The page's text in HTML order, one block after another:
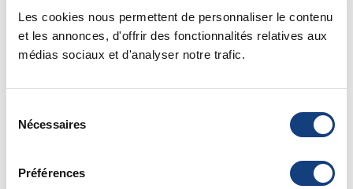
Les cookies nous permettent de personnaliser le contenu
et les annonces, d'offrir des fonctionnalités relatives aux
médias sociaux et d'analyser notre trafic.
Nécessaires
Préférences
Nous intervenons en urgence
7j/7 directement à votre
domicile
avec tout le matériel nécessaire à la prise en
charge des urgences et soignons votre animal de compagnie
d’intervention vous pouvez consulter notre page dezone
et de nos consultations à domicile.